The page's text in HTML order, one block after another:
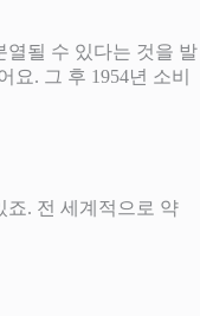
열될 수 있다는 것을 발
. 그 후 1954년 소비
죠. 전 세계적으로 약